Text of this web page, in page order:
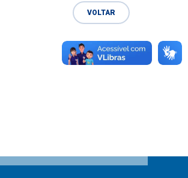
VOLTAR